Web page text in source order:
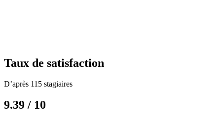
Taux de satisfaction
D’après 115 stagiaires
9.39 / 10